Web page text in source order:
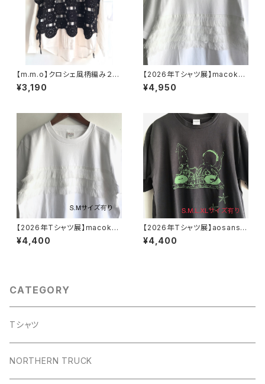
【m.m.o】クロシェ風柄編み２W
AYベスト ブラック フリーサイズ
CDK5589【エムエムオー】
¥3,190
【2026年Tシャツ展】macoku
ma 「フリンジ4段」Tシャツ ホワ
イト Sサイズ【ハンドメイドTシャ
¥4,950
【2026年Tシャツ展】macoku
ma 「フリンジ3段」Tシャツ ホワ
イト S・Mサイズ【ハンドメイドT
¥4,400
【2026年Tシャツ展】aosansy
o「イカとタコのDJユニット 」T
シャツ ダークグレー S・M・L・
¥4,400
CATEGORY
Tシャツ
NORTHERN TRUCK